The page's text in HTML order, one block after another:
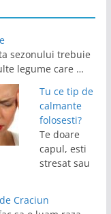
sezonului trebuie
legume care …
Tu ce tip de
calmante
folosesti?
Te doare
capul, esti
stresat sau
Craciun